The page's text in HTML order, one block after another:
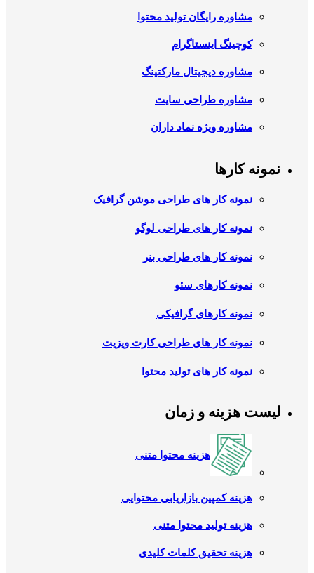
مشاوره رایگان تولید محتوا
کوچینگ اینستاگرام
مشاوره دیجیتال مارکتینگ
مشاوره طراحی سایت
مشاوره ویژه نماد داران
نمونه کارها
نمونه کار های طراحی موشن گرافیک
نمونه کار های طراحی لوگو
نمونه کار های طراحی بنر
نمونه کارهای سئو
نمونه کارهای گرافیکی
نمونه کار های طراحی کارت ویزیت
نمونه کار های تولید محتوا
لیست هزینه و زمان
هزینه محتوا متنی
هزینه کمپین بازاریابی محتوایی
هزینه تولید محتوا متنی
هزینه تحقیق کلمات کلیدی